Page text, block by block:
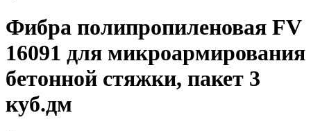
Фибра полипропиленовая FV
16091 для микроармирования
бетонной стяжки, пакет 3
куб.дм